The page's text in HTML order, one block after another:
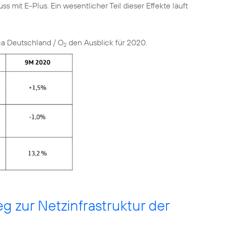
mit E-Plus. Ein wesentlicher Teil dieser Effekte läuft
Deutschland / O2 den Ausblick für 2020.
zur Netzinfrastruktur der